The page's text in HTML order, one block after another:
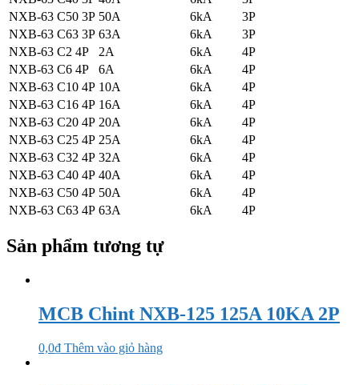
NXB-63 C50 3P 50A 6kA
3P
NXB-63 C63 3P 63A 6kA
3P
NXB-63 C2 4P
2A 6kA
4P
NXB-63 C6 4P
6A 6kA
4P
NXB-63 C10 4P 10A 6kA
4P
NXB-63 C16 4P 16A 6kA
4P
NXB-63 C20 4P 20A 6kA
4P
NXB-63 C25 4P 25A 6kA
4P
NXB-63 C32 4P 32A 6kA
4P
NXB-63 C40 4P 40A 6kA
4P
NXB-63 C50 4P 50A 6kA
4P
NXB-63 C63 4P 63A 6kA 4P
Sản phẩm tương tự
MCB Chint NXB-125 125A 10KA 2P
0,0₫ Thêm vào giỏ hàng